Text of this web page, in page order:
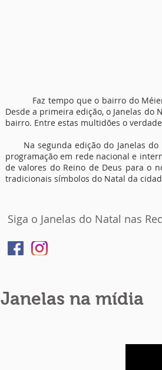
Siga o Janelas do Natal nas
Faz tempo que o bairro do Méier
Desde a primeira edição, o Janelas
bairro. Entre estas multidões o
Na segunda edição do Janelas do
programação em rede nacional e
de valores do Reino de Deus para o
tradicionais símbolos do Natal da
Janelas na mídia